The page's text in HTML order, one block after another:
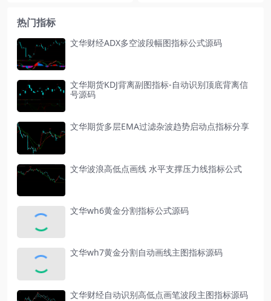
热门指标
文华财经ADX多空波段幅图指标公式源码
文华期货KDJ背离副图指标-自动识别顶底背离信
号源码
文华期货多层EMA过滤杂波趋势启动点指标分享
文华波浪高低点画线 水平支撑压力线指标公式
文华wh6黄金分割指标公式源码
文华wh7黄金分割自动画线主图指标源码
文华财经自动识别高低点画笔波段主图指标源码